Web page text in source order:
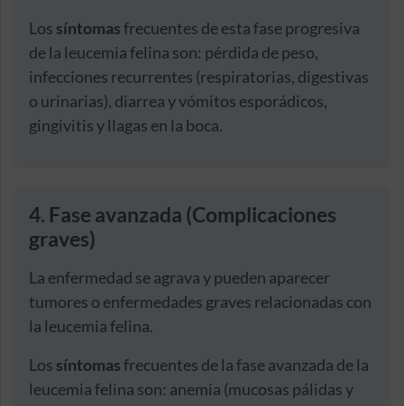
Los síntomasfrecuentes de esta fase progresiva
de la leucemia felina son: pérdida de peso,
infecciones recurrentes (respiratorias, digestivas
o urinarias), diarrea y vómitos esporádicos,
gingivitis y llagas en la boca.
4. Fase avanzada (Complicaciones
graves)
La enfermedad se agrava y pueden aparecer
tumores o enfermedades graves relacionadas con
la leucemia felina.
Los síntomasfrecuentes de la fase avanzada de la
leucemia felina son: anemia (mucosas pálidas y